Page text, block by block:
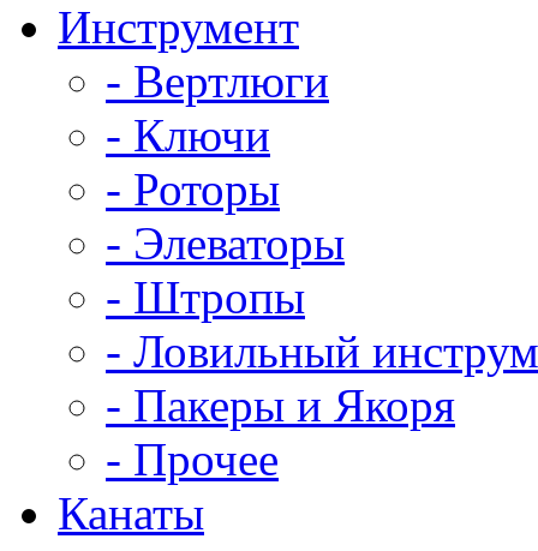
Инструмент
- Вертлюги
- Ключи
- Роторы
- Элеваторы
- Штропы
- Ловильный
- Пакеры и Якоря
- Прочее
Канаты